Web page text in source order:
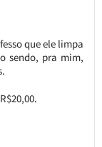
que ele limpa
sendo, pra mim,